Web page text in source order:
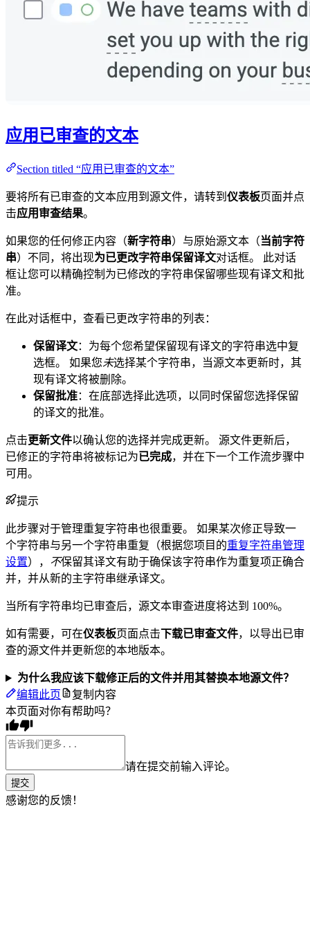
应用已审查的文本
Section titled “应用已审查的文本”
要将所有已审查的文本应用到源文件，请转到 仪表板页面并点
击应用审查结果。
如果您的任何修正内容（新字符串）与原始源文本（当前字符
串）不同，将出现为已更改字符串保留译文对话框。 此对话
框让您可以精确控制为已修改的字符串保留哪些现有译文和批
准。
在此对话框中，查看已更改字符串的列表：
保留译文：为每个您希望保留现有译文的字符串选中复
选框。 如果您未选择某个字符串，当源文本更新时，其
现有译文将被删除。
保留批准：在底部选择此选项，以同时保留您选择保留
的译文的批准。
点击更新文件以确认您的选择并完成更新。 源文件更新后，
已修正的字符串将被标记为已完成，并在下一个工作流步骤中
可用。
提示
此步骤对于管理重复字符串也很重要。 如果某次修正导致一
个字符串与另一个字符串重复（根据您项目的重复字符串管理
设置）， 不保留其译文有助于确保该字符串作为重复项正确合
并，并从新的主字符串继承译文。
当所有字符串均已审查后，源文本审查进度将达到 100%。
如有需要，可在仪表板页面点击下载已审查文件，以导出已审
查的源文件并更新您的本地版本。
为什么我应该下载修正后的文件并用其替换本地源文件？
编辑此页
复制内容
本页面对你有帮助吗？
请在提交前输入评论。
提交
感谢您的反馈！